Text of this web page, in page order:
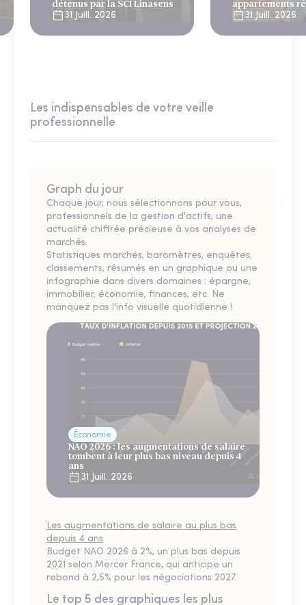
détenus par la SCI Linasens
31 Juill. 2026
appartements
Lisbonne
31 Juill. 2026
Les indispensables de votre veille
professionnelle
Graph du jour
Chaque jour, nous sélectionnons pour vous,
professionnels de la gestion d'actifs, une
actualité chiffrée précieuse à vos analyses de
marchés.
Statistiques marchés, baromètres, enquêtes,
classements, résumés en un graphique ou une
infographie dans divers domaines : épargne,
immobilier, économie, finances, etc. Ne
manquez pas l'info visuelle quotidienne !
Économie
NAO 2026 : les augmentations de salaire
tombent à leur plus bas niveau depuis 4
ans
31 Juill. 2026
Les augmentations de salaire au plus bas
depuis 4 ans
Budget NAO 2026 à 2%, un plus bas depuis
2021 selon Mercer France, qui anticipe un
rebond à 2,5% pour les négociations 2027.
Le top 5 des graphiques les plus